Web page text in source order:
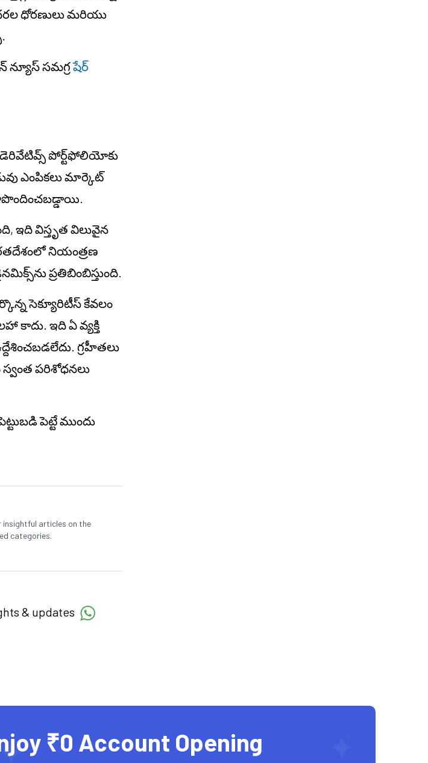
ధోరణులు మరియు
న్యూస్ సమగ్రషేర్
డెరివేటివ్స్ పోర్ట్‌ఫోలియోకు
ఎంపికలు మార్కెట్
ఇది విస్తృత విలువైన
నియంత్రణ
ప్రతిబింబిస్తుంది.
సెక్యూరిటీస్ కేవలం
కాదు. ఇది ఏ వ్యక్తి
గ్రహీతలు
పరిశోధనలు
పెట్టే ముందు
insightful articles on the
categories.
& updates
₹0 Account Opening